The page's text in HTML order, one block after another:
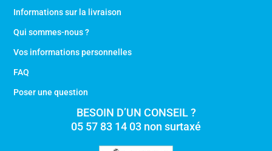
Informations sur la livraison
Qui sommes-nous ?
Vos informations personnelles
FAQ
Poser une question
BESOIN D’UN CONSEIL ?
05 57 83 14 03 non surtaxé